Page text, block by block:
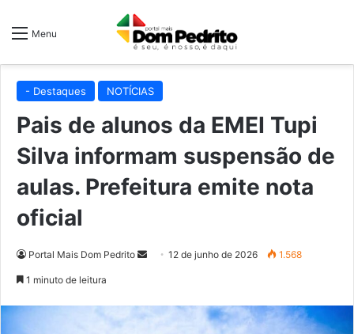
Menu
- Destaques NOTÍCIAS
Pais de alunos da EMEI Tupi
Silva informam suspensão de
aulas. Prefeitura emite nota
oficial
Portal Mais Dom Pedrito
Mande12 de junho de 2026 1.568
1 minuto de leitura